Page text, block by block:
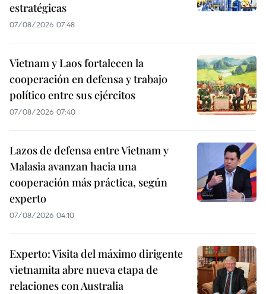
estratégicas
07/08/2026 07:48
Vietnam y Laos fortalecen la
cooperación en defensa y trabajo
político entre sus ejércitos
07/08/2026 07:40
Lazos de defensa entre Vietnam y
Malasia avanzan hacia una
cooperación más práctica, según
experto
07/08/2026 04:10
Experto: Visita del máximo dirigente
vietnamita abre nueva etapa de
relaciones con Australia